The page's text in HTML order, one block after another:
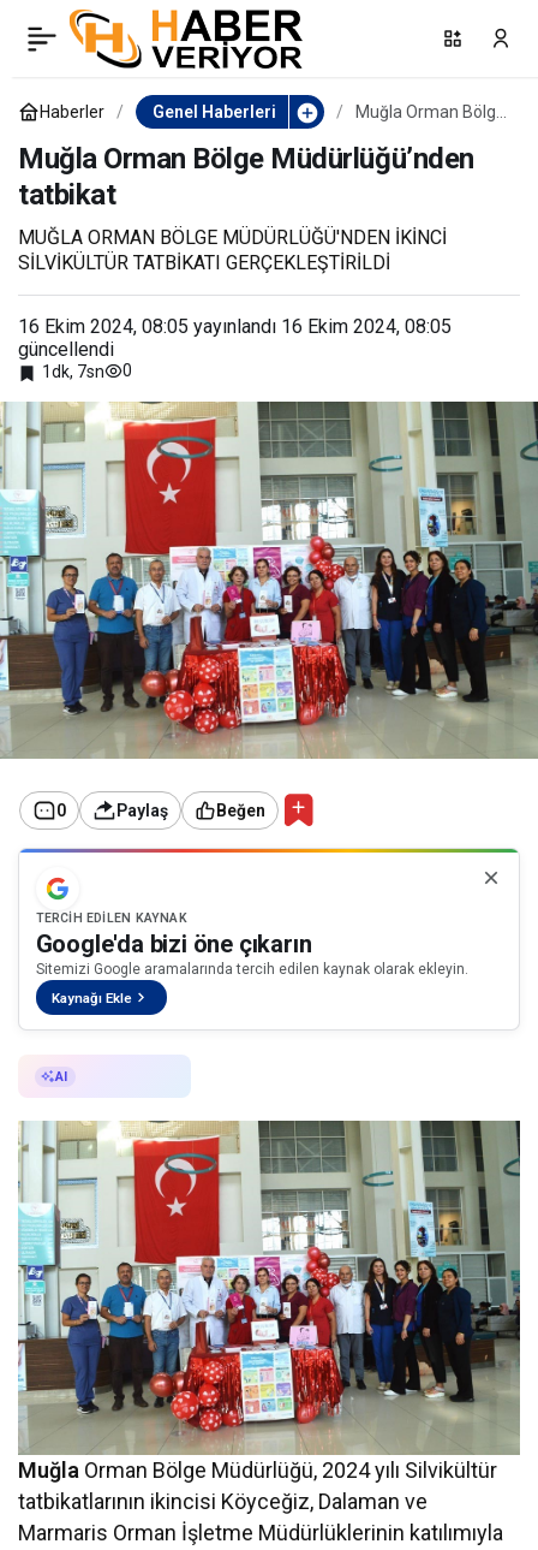
Haberler Genel Haberleri
Muğla Orman Bölge
tatbikat
Muğla Orman Bölge Müdürlüğü’nden
tatbikat
MUĞLA ORMAN BÖLGE MÜDÜRLÜĞÜ'NDEN İKİNCİ
SİLVİKÜLTÜR TATBİKATI GERÇEKLEŞTİRİLDİ
16 Ekim 2024, 08:05 yayınlandı 16 Ekim 2024, 08:05
güncellendi
1dk, 7sn 0
0 Paylaş Beğen
TERCIH EDILEN KAYNAK
Google'da bizi öne çıkarın
Sitemizi Google aramalarında tercih edilen kaynak olarak ekleyin.
Kaynağı Ekle
AI
Muğla Orman Bölge Müdürlüğü, 2024 yılı Silvikültür
tatbikatlarının ikincisi Köyceğiz, Dalaman ve
Marmaris Orman İşletme Müdürlüklerinin katılımıyla
Kaymakam Ertaş,
vatandaşların sorunlarını
dinledi
Paylaş